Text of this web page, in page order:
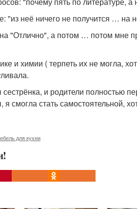
"из неё ничего не получится … на
"Отлично", а потом … потом мне
и химии ( терпеть их не могла,
и родители полностью
я смогла стать самостоятельной,
для кухни